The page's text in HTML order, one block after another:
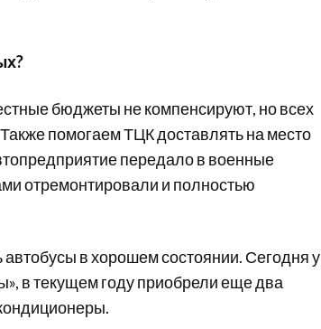
бюджеты не компенсируют, но всех
помогаем ТЦК доставлять на место
передало в военные
отремонтировали и полностью
в хорошем состоянии. Сегодня у
в текущем году приобрели еще два